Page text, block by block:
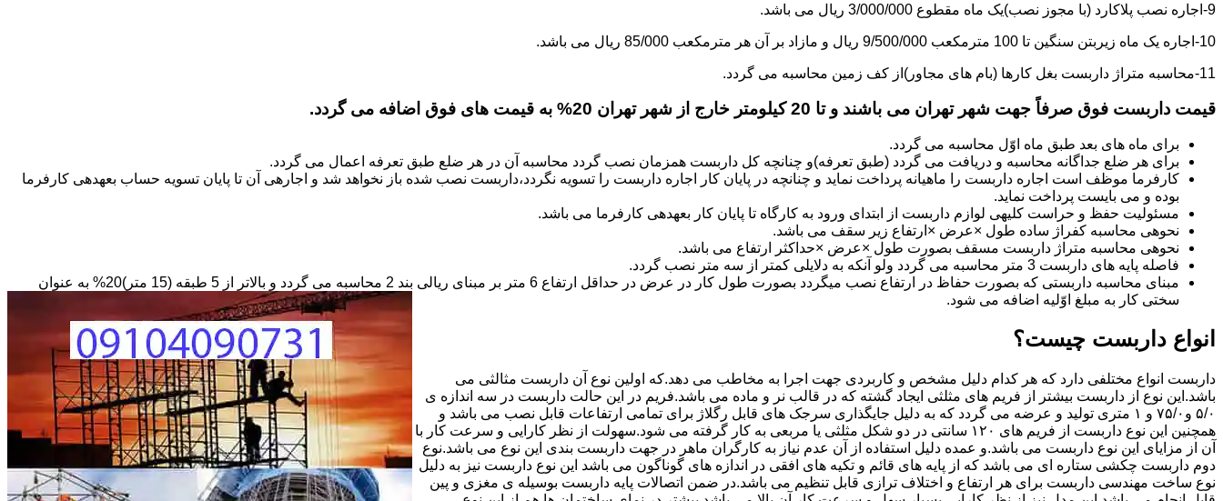
9-اجاره نصب پلاکارد (با مجوز نصب)یک ماه مقطوع 3/000/000 ریال می باشد.
10-اجاره یک ماه زیربتن سنگین تا 100 مترمکعب 9/500/000 ریال و مازاد بر آن هر مترمکعب 85/000 ریال می باشد.
11-محاسبه متراژ داربست بغل کارها (بام های مجاور)از کف زمین محاسبه می گردد.
قیمت داربست فوق صرفاً جهت شهر تهران می باشند و تا 20 کیلومتر خارج از شهر تهران 20% به قیمت های فوق اضافه می گردد.
برای ماه های بعد طبق ماه اوّل محاسبه می گردد.
برای هر ضلع جداگانه محاسبه و دریافت می گردد (طبق تعرفه)و چنانچه کل داربست همزمان نصب گردد محاسبه آن در هر ضلع طبق تعرفه اعمال می گردد.
کارفرما موظف است اجاره داربست را ماهیانه پرداخت نماید و چنانچه در پایان کار اجاره داربست را تسویه نگردد،داربست نصب شده باز نخواهد شد و اجاره­ی آن تا پایان تسویه حساب بعهده­ی کارفرما
بوده و می بایست پرداخت نماید.
مسئولیت حفظ و حراست کلیه­ی لوازم داربست از ابتدای ورود به کارگاه تا پایان کار بعهده­ی کارفرما می باشد.
نحوه­ی محاسبه کفراژ ساده طول ×عرض ×ارتفاع زیر سقف می باشد.
نحوه­ی محاسبه متراژ داربست مسقف بصورت طول ×عرض ×حداکثر ارتفاع می باشد.
فاصله پایه های داربست 3 متر محاسبه می گردد ولو آنکه به دلایلی کمتر از سه متر نصب گردد.
مبنای محاسبه داربستی که بصورت حفاظ در ارتفاع نصب می­گردد بصورت طول کار در عرض در حداقل ارتفاع 6 متر بر مبنای ریالی بند 2 محاسبه می گردد و بالاتر از 5 طبقه (15 متر)20% به عنوان
سختی کار به مبلغ اوّلیه اضافه می شود.
انواع داربست چیست؟
داربست انواع مختلفی دارد که هر کدام دلیل مشخص و کاربردی جهت اجرا به مخاطب می دهد.که اولین نوع آن داربست مثالثی می
باشد.این نوع از داربست بیشتر از فریم های مثلثی ایجاد گشته که در قالب نر و ماده می باشد.فریم در این حالت داربست در سه اندازه ی
۵/۰ و۷۵/۰ و ۱ متری تولید و عرضه می گردد که به دلیل جایگذاری سرجک های قابل رگلاژ برای تمامی ارتفاعات قابل نصب می باشد و
همچنین این نوع داربست از فریم های ۱۲۰ سانتی در دو شکل مثلثی یا مربعی به کار گرفته می شود.سهولت از نظر کارایی و سرعت کار با
آن از مزایای این نوع داربست می باشد.و عمده دلیل استفاده از آن عدم نیاز به کارگران ماهر در جهت داربست بندی این نوع می باشد.نوع
دوم داربست چکشی ستاره ای می باشد که از پایه های قائم و تکیه های افقی در اندازه های گوناگون می باشد این نوع داربست نیز به دلیل
نوع ساخت مهندسی داربست برای هر ارتفاع و اختلاف ترازی قابل تنظیم می باشد.در ضمن اتصالات پایه داربست بوسیله ی مغزی و پین